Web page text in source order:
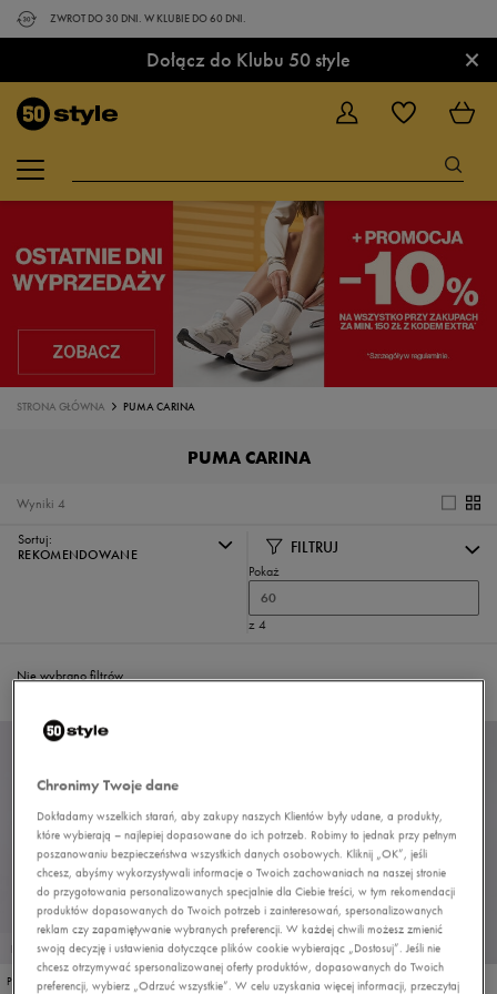
ZWROT DO 30 DNI. W KLUBIE DO 60 DNI.
Dołącz do Klubu 50 style ×
STRONA GŁÓWNA PUMA CARINA
PUMA CARINA
4
Wyniki
Sortuj:
REKOMENDOWANE
FILTRUJ
Pokaż
60
z 4
Nie wybrano filtrów
PROMO: DO -30%
PUMA CARINA 3.0 SD
PROMO: DO -30%
PUMA CARINA 2.0 SD
Chronimy Twoje dane
Dokładamy wszelkich starań, aby zakupy naszych Klientów były udane, a produkty,
które wybierają – najlepiej dopasowane do ich potrzeb. Robimy to jednak przy pełnym
poszanowaniu bezpieczeństwa wszystkich danych osobowych. Kliknij „OK”, jeśli
chcesz, abyśmy wykorzystywali informacje o Twoich zachowaniach na naszej stronie
do przygotowania personalizowanych specjalnie dla Ciebie treści, w tym rekomendacji
produktów dopasowanych do Twoich potrzeb i zainteresowań, spersonalizowanych
reklam czy zapamiętywanie wybranych preferencji. W każdej chwili możesz zmienić
swoją decyzję i ustawienia dotyczące plików cookie wybierając „Dostosuj”. Jeśli nie
chcesz otrzymywać spersonalizowanej oferty produktów, dopasowanych do Twoich
preferencji, wybierz „Odrzuć wszystkie”. W celu uzyskania więcej informacji, przeczytaj